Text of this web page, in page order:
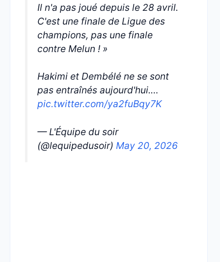
Il n'a pas joué depuis le 28 avril.
C'est une finale de Ligue des
champions, pas une finale
contre Melun ! »
Hakimi et Dembélé ne se sont
pas entraînés aujourd'hui.…
pic.twitter.com/ya2fuBqy7K
— L'Équipe du soir
(@lequipedusoir) May 20, 2026